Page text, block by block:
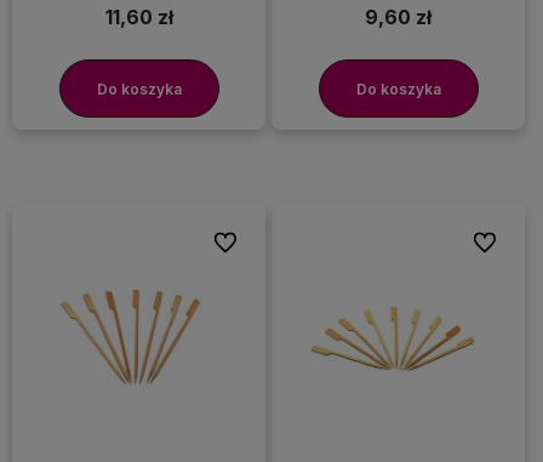
11,60 zł
Do koszyka
9,60 zł
Do koszyka
Do ulubionych Do